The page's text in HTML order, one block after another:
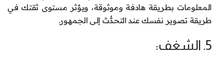
المعلومات بطريقة هادفة وموثوقة، ويؤثر مستوى ثقتك في
طريقة تصوير نفسك عند التحدُّث إلى الجمهور.
5. الشغف: